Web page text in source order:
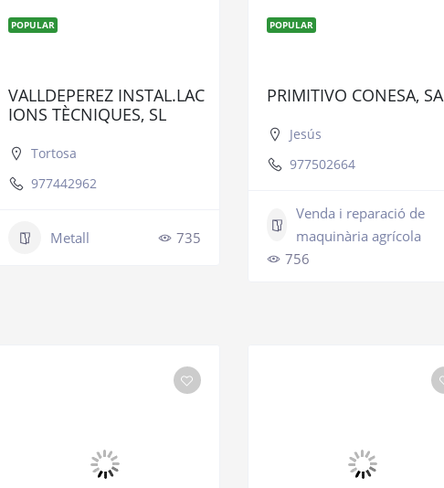
POPULAR
VALLDEPEREZ INSTAL.LAC
IONS TÈCNIQUES, SL
Tortosa
977442962
Metall 735
POPULAR
PRIMITIVO CONESA, SA
Jesús
977502664
Venda i reparació de
maquinària agrícola
756